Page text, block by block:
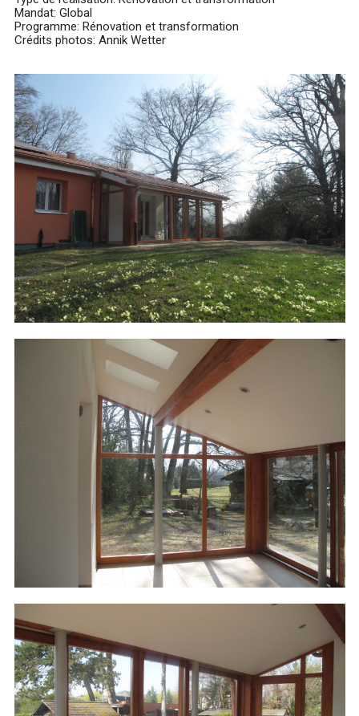
Mandat: Global
Programme: Rénovation et transformation
Crédits photos: Annik Wetter